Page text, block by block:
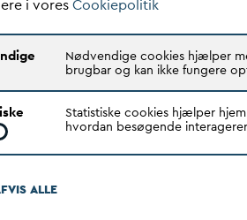
dialog med medlemmer
af medlemmer.
i voresCookiepolitik
Nødvendige cookies hjælper
brugbar og kan ikke fungere
Statistiske cookies hjælper
hvordan besøgende
ALLE